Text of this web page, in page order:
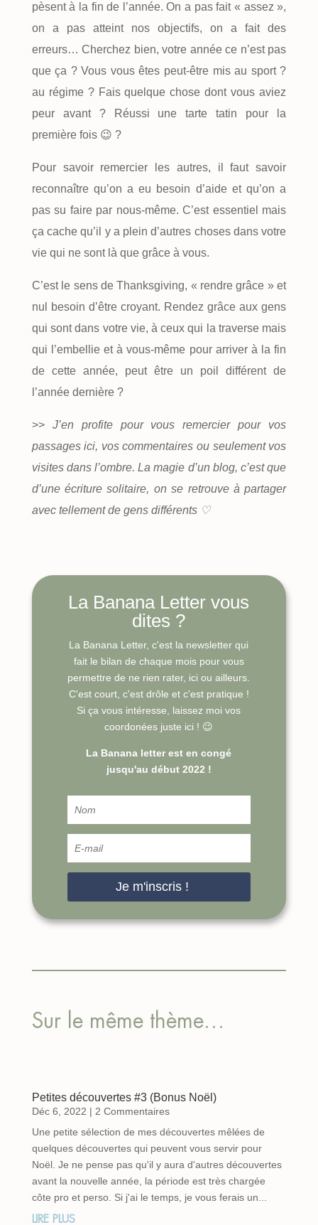
pèsent à la fin de l’année. On a pas fait « assez »,
on a pas atteint nos objectifs, on a fait des
erreurs… Cherchez bien, votre année ce n’est pas
que ça ? Vous vous êtes peut-être mis au sport ?
au régime ? Fais quelque chose dont vous aviez
peur avant ? Réussi une tarte tatin pour la
première fois 😉 ?
Pour savoir remercier les autres, il faut savoir
reconnaître qu’on a eu besoin d’aide et qu’on a
pas su faire par nous-même. C’est essentiel mais
ça cache qu’il y a plein d’autres choses dans votre
vie qui ne sont là que grâce à vous.
C’est le sens de Thanksgiving, « rendre grâce » et
nul besoin d’être croyant. Rendez grâce aux gens
qui sont dans votre vie, à ceux qui la traverse mais
qui l’embellie et à vous-même pour arriver à la fin
de cette année, peut être un poil différent de
l’année dernière ?
>> J’en profite pour vous remercier pour vos
passages ici, vos commentaires ou seulement vos
visites dans l’ombre. La magie d’un blog, c’est que
d’une écriture solitaire, on se retrouve à partager
avec tellement de gens différents ♡
La Banana Letter vous
dites ?
La Banana Letter, c'est la newsletter qui
fait le bilan de chaque mois pour vous
permettre de ne rien rater, ici ou ailleurs.
C'est court, c'est drôle et c'est pratique !
Si ça vous intéresse, laissez moi vos
coordonées juste ici ! 😉
La Banana letter est en congé
jusqu'au début 2022 !
Je m'inscris !
Sur le même thème…
Petites découvertes #3 (Bonus Noël)
Déc 6, 2022 | 2 Commentaires
Une petite sélection de mes découvertes mêlées de
quelques découvertes qui peuvent vous servir pour
Noël. Je ne pense pas qu'il y aura d'autres découvertes
avant la nouvelle année, la période est très chargée
côte pro et perso. Si j'ai le temps, je vous ferais un...
LIRE PLUS